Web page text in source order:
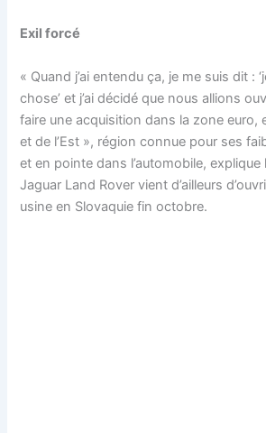
Exil forcé
« Quand j’ai entendu ça, je me suis dit :
chose’ et j’ai décidé que nous allions
faire une acquisition dans la zone euro,
et de l’Est », région connue pour ses
et en pointe dans l’automobile, explique
Jaguar Land Rover vient d’ailleurs
usine en Slovaquie fin octobre.